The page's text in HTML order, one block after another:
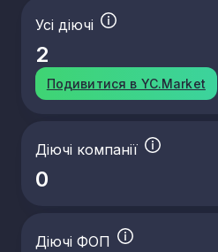
Усі діючі
2
Подивитися в YC.Market
Діючі компанії
0
Діючі ФОП